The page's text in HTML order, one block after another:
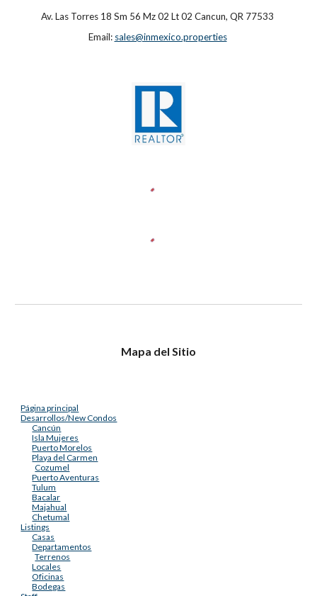
Av. Las Torres 18 Sm 56 Mz 02 Lt 02 Cancun, QR 77533
Email: sales@inmexico.properties
Mapa del Sitio
Página principal
Desarrollos/New Condos
Cancún
Isla Mujeres
Puerto Morelos
Playa del Carmen
Cozumel
Puerto Aventuras
Tulum
Bacalar
Majahual
Chetumal
Listings
Casas
Departamentos
Terrenos
Locales
Oficinas
Bodegas